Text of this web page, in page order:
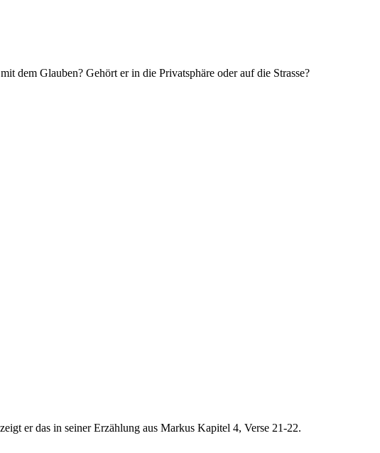
dem Glauben? Gehört er in die Privatsphäre oder auf die Strasse?
er das in seiner Erzählung aus Markus Kapitel 4, Verse 21-22.